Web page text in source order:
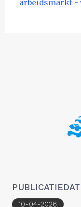
arbeidsmarkt -
10-04-2026